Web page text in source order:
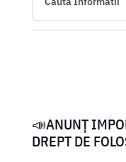
📣ANUNȚ
DREPT DE